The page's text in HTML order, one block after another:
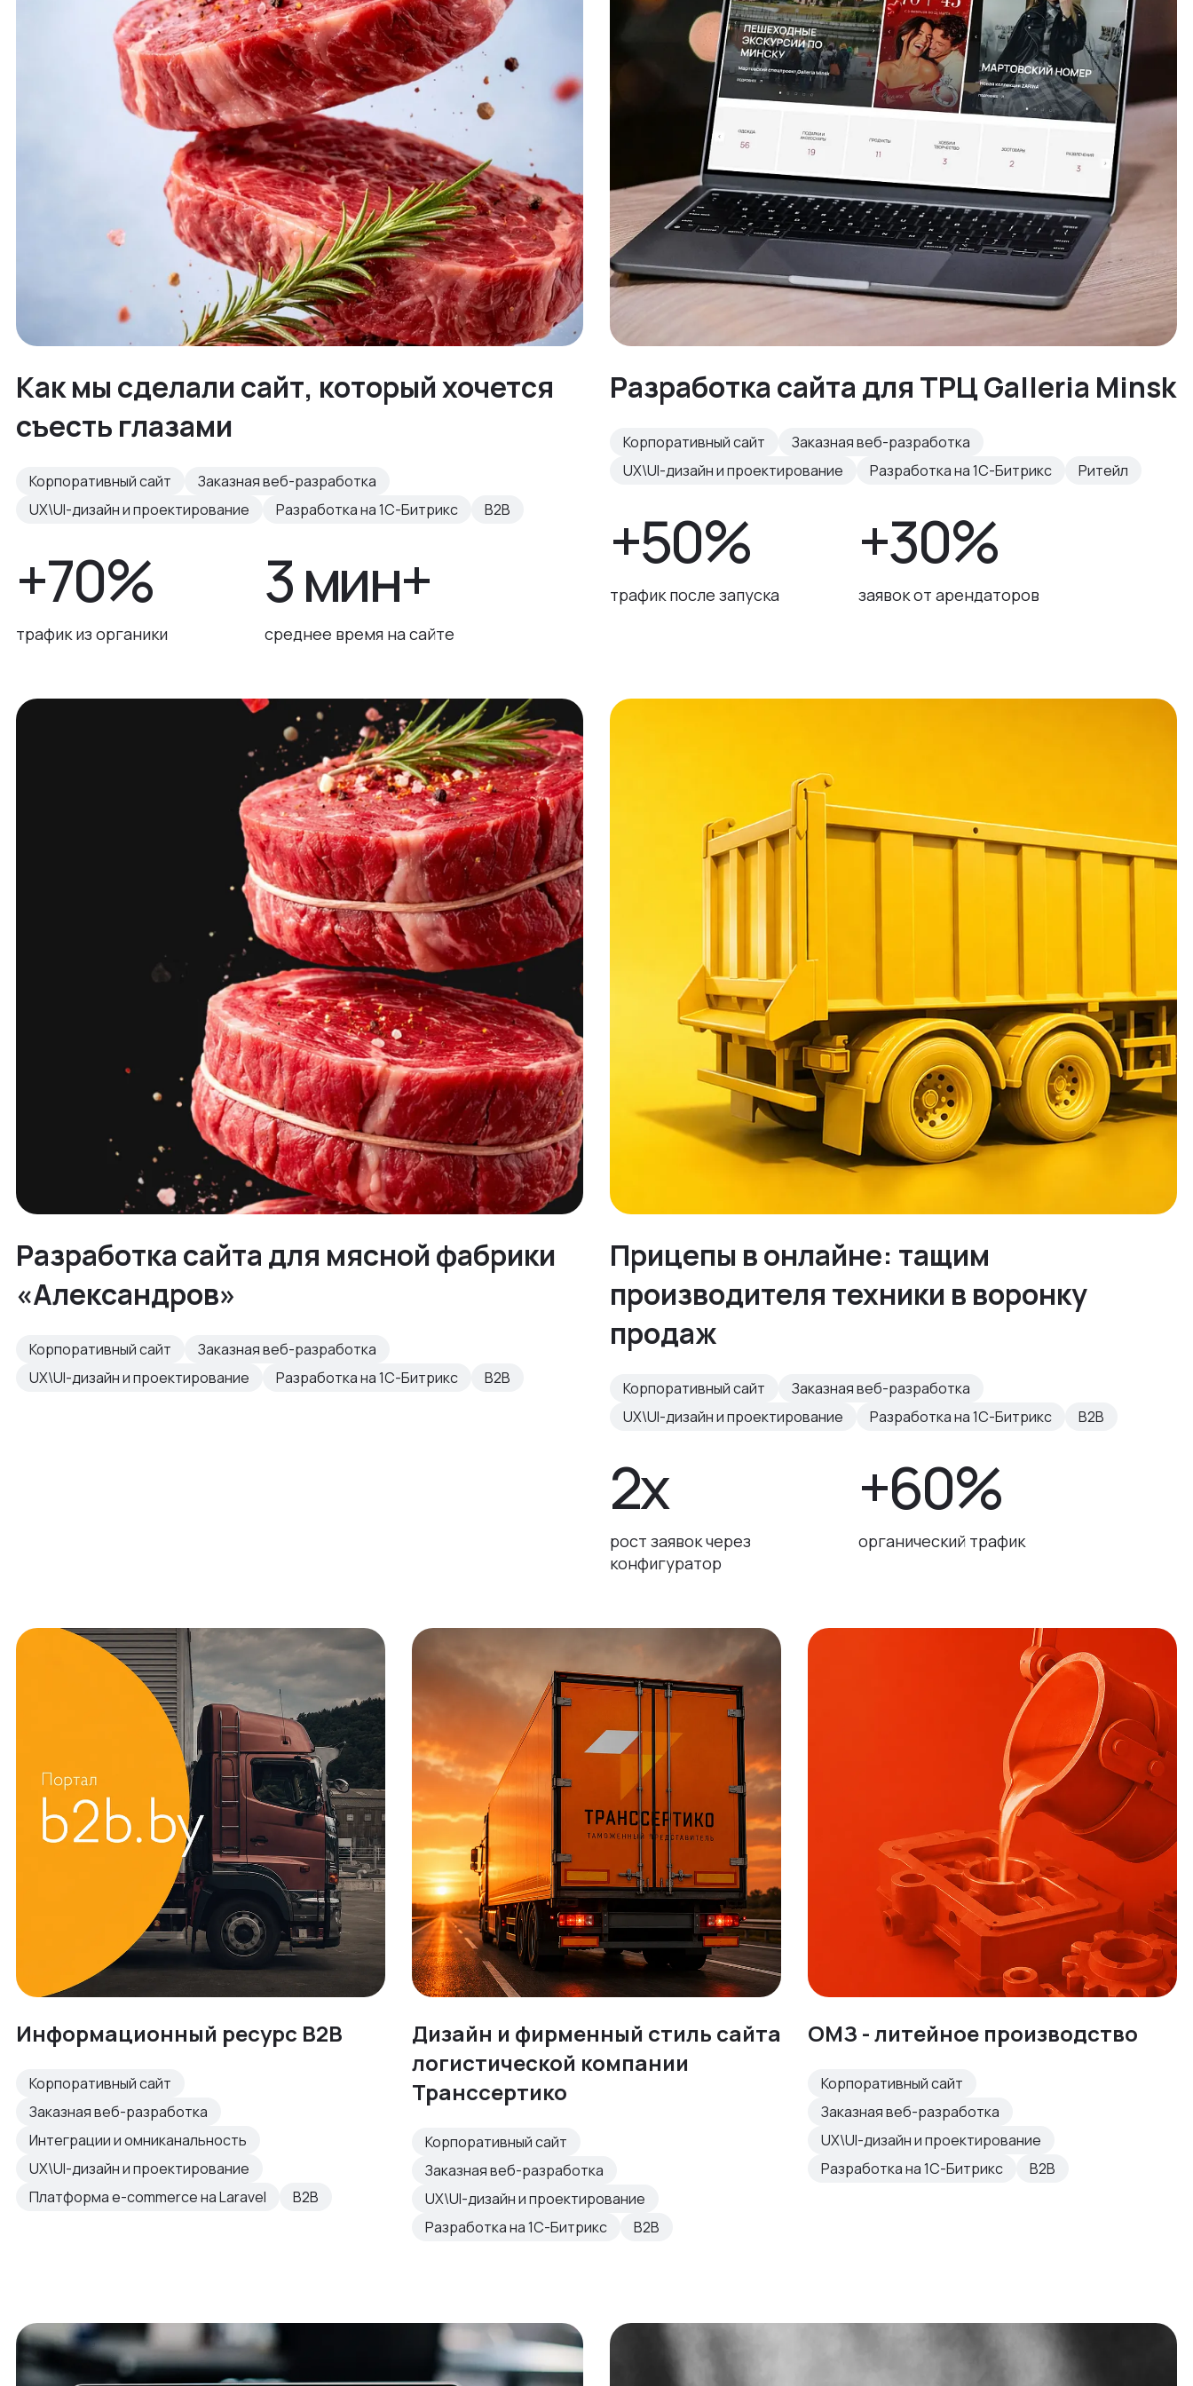
Как мы сделали сайт, который хочется
съесть глазами
Корпоративный сайт
Заказная веб-разработка
UX\UI-дизайн и проектирование
Разработка на 1С-Битрикс B2B
+70%
трафик из органики
3 мин+
среднее время на сайте
Разработка сайта для ТРЦ Galleria Minsk
Корпоративный сайт
Заказная веб-разработка
UX\UI-дизайн и проектирование
Разработка на 1С-Битрикс Ритейл
+50%
трафик после запуска
+30%
заявок от арендаторов
Разработка сайта для мясной фабрики
«Александров»
Корпоративный сайт
Заказная веб-разработка
UX\UI-дизайн и проектирование
Разработка на 1С-Битрикс B2B
Прицепы в онлайне: тащим
производителя техники в воронку
продаж
Корпоративный сайт
Заказная веб-разработка
UX\UI-дизайн и проектирование
Разработка на 1С-Битрикс B2B
2х
рост заявок через
конфигуратор
+60%
органический трафик
Информационный ресурс B2B
Корпоративный сайт
Заказная веб-разработка
Интеграции и омниканальность
UX\UI-дизайн и проектирование
Платформа e-commerce на Laravel
B2B
Дизайн и фирменный стиль сайта
логистической компании
Транссертико
Корпоративный сайт
Заказная веб-разработка
UX\UI-дизайн и проектирование
Разработка на 1С-Битрикс
B2B
ОМЗ - литейное производство
Корпоративный сайт
Заказная веб-разработка
UX\UI-дизайн и проектирование
Разработка на 1С-Битрикс
B2B